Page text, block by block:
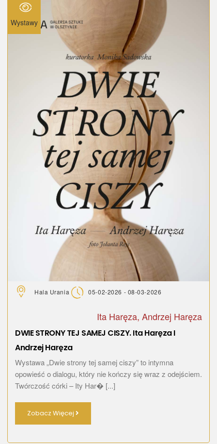
Wystawy
Hala Urania 05-02-2026 - 08-03-2026
Ita Haręza, Andrzej Haręza
DWIE STRONY TEJ SAMEJ CISZY. Ita Haręza I
Andrzej Haręza
Wystawa „Dwie strony tej samej ciszy” to intymna
opowieść o dialogu, który nie kończy się wraz z odejściem.
Twórczość córki – Ity Har� [...]
Zobacz Więcej